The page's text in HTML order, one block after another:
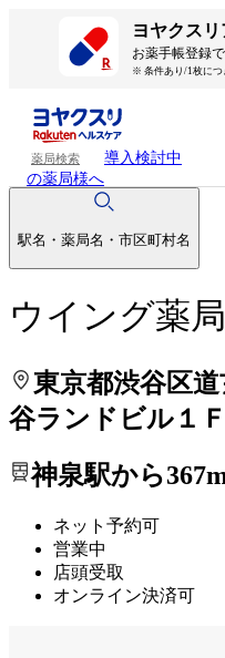
ヨヤクスリ
お薬手帳登録
※ 条件あり/1枚につ
薬局検索
導入検討中
の薬局様へ
駅名・薬局名・市区町村名
ウイング薬
東京都渋谷区
谷ランドビル１Ｆ
神泉駅から
ネット予約可
営業中
店頭受取
オンライン決済可
処方せんを送って待ち時間
処方せんを送って待ち時間